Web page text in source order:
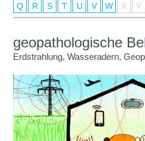
Q
R S T U V W X Y
geopathologische
Erdstrahlung, Wasseradern,